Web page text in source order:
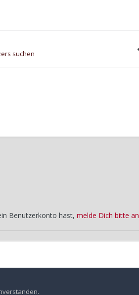
suchen
Benutzerkonto hast, melde Dich bitte an
Fahrt von Ingolstadt nach Zwickau